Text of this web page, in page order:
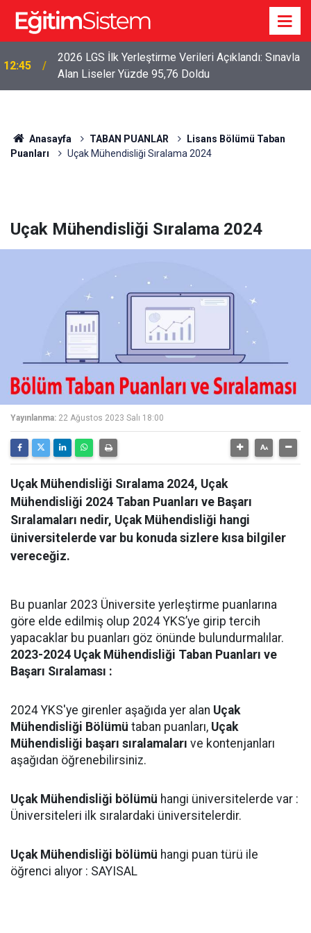
12:45
2026 LGS İlk Yerleştirme Verileri Açıklandı: Sınavla
Alan Liseler Yüzde 95,76 Doldu
Anasayfa TABAN PUANLAR
Lisans Bölümü Taban
Puanları
Uçak Mühendisliği Sıralama 2024
Uçak Mühendisliği Sıralama 2024
Yayınlanma: 22 Ağustos 2023 Salı 18:00
Uçak Mühendisliği Sıralama 2024, Uçak
Mühendisliği 2024 Taban Puanları ve Başarı
Sıralamaları nedir, Uçak Mühendisliği hangi
üniversitelerde var bu konuda sizlere kısa bilgiler
vereceğiz.
Bu puanlar 2023 Üniversite yerleştirme puanlarına
göre elde edilmiş olup 2024 YKS’ye girip tercih
yapacaklar bu puanları göz önünde bulundurmalılar.
2023-2024 Uçak Mühendisliği Taban Puanları ve
Başarı Sıralaması :
2024 YKS'ye girenler aşağıda yer alan Uçak
Mühendisliği Bölümü taban puanları, Uçak
Mühendisliği başarı sıralamaları ve kontenjanları
aşağıdan öğrenebilirsiniz.
Uçak Mühendisliği bölümü hangi üniversitelerde var :
Üniversiteleri ilk sıralardaki üniversitelerdir.
Uçak Mühendisliği bölümü hangi puan türü ile
öğrenci alıyor : SAYISAL